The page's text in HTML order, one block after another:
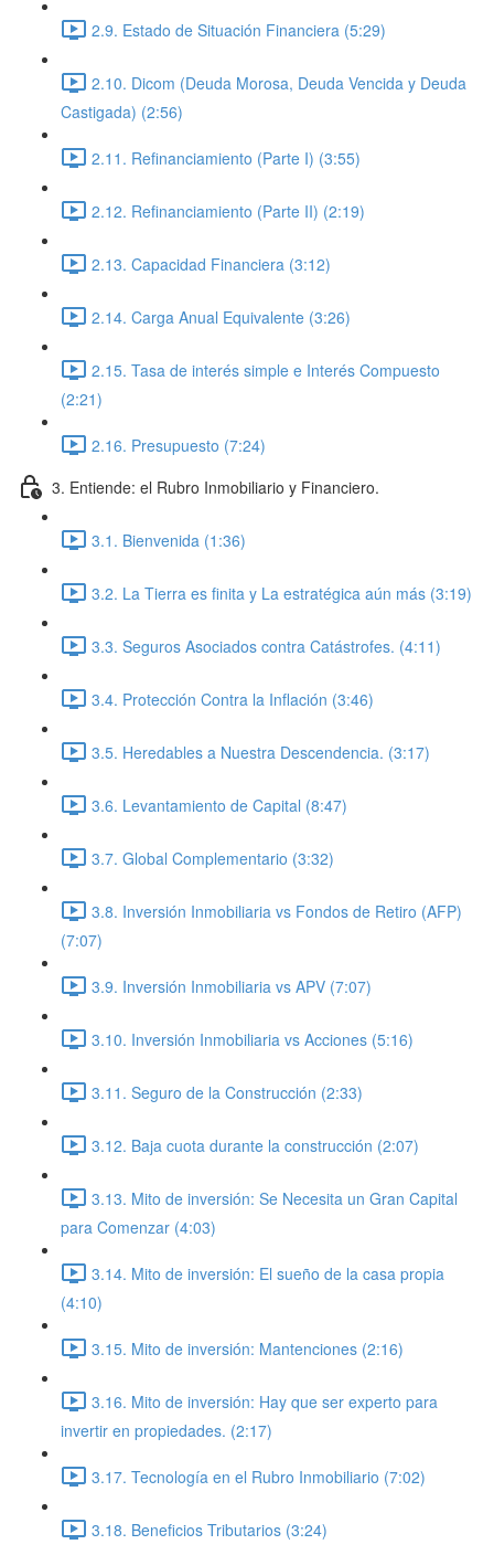
2.9. Estado de Situación Financiera (5:29)
2.10. Dicom (Deuda Morosa, Deuda Vencida y Deuda
Castigada) (2:56)
2.11. Refinanciamiento (Parte I) (3:55)
2.12. Refinanciamiento (Parte II) (2:19)
2.13. Capacidad Financiera (3:12)
2.14. Carga Anual Equivalente (3:26)
2.15. Tasa de interés simple e Interés Compuesto
(2:21)
2.16. Presupuesto (7:24)
3. Entiende: el Rubro Inmobiliario y Financiero.
3.1. Bienvenida (1:36)
3.2. La Tierra es finita y La estratégica aún más (3:19)
3.3. Seguros Asociados contra Catástrofes. (4:11)
3.4. Protección Contra la Inflación (3:46)
3.5. Heredables a Nuestra Descendencia. (3:17)
3.6. Levantamiento de Capital (8:47)
3.7. Global Complementario (3:32)
3.8. Inversión Inmobiliaria vs Fondos de Retiro (AFP)
(7:07)
3.9. Inversión Inmobiliaria vs APV (7:07)
3.10. Inversión Inmobiliaria vs Acciones (5:16)
3.11. Seguro de la Construcción (2:33)
3.12. Baja cuota durante la construcción (2:07)
3.13. Mito de inversión: Se Necesita un Gran Capital
para Comenzar (4:03)
3.14. Mito de inversión: El sueño de la casa propia
(4:10)
3.15. Mito de inversión: Mantenciones (2:16)
3.16. Mito de inversión: Hay que ser experto para
invertir en propiedades. (2:17)
3.17. Tecnología en el Rubro Inmobiliario (7:02)
3.18. Beneficios Tributarios (3:24)